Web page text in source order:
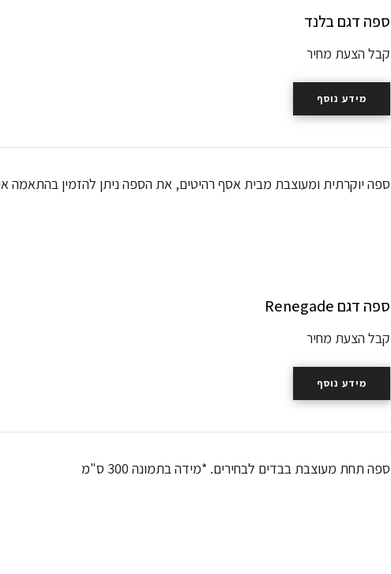
ספה דגם בלנד
קבל הצעת מחיר
מידע נוסף
ספה יוקרתית ומעוצבת מבית אסף רהיטים, את הספה ניתן להזמין בהתאמה
ספה דגם Renegade
קבל הצעת מחיר
מידע נוסף
ספה תחת מעוצבת בבדים לבחירים. *מידה בתמונה 300 ס"מ